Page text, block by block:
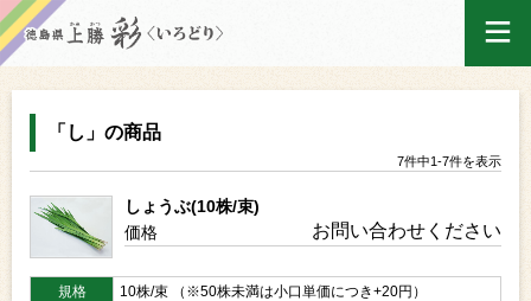
買い物かご
「し」の商品
7件中1-7件を表示
しょうぶ(10株/束)
価格
お問い合わせください
規格
10株/束 （※50株未満は小口単価につき+20円）